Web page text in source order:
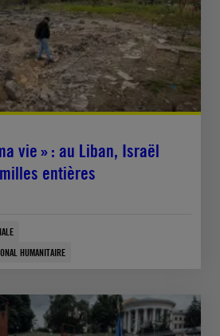
vie » : au Liban, Israël
entières
HUMANITAIRE